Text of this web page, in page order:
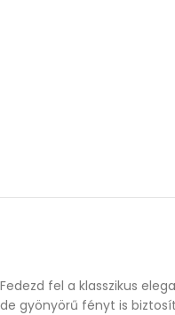
Fedezd fel a klasszikus
de gyönyörű fényt is